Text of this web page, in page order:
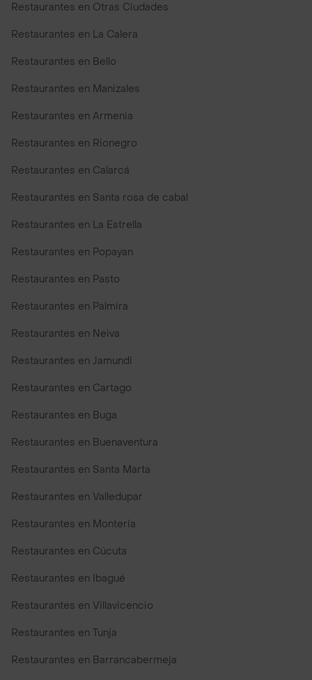
Restaurantes en Otras Ciudades
Restaurantes en La Calera
Restaurantes en Bello
Restaurantes en Manizales
Restaurantes en Armenia
Restaurantes en Rionegro
Restaurantes en Calarcá
Restaurantes en Santa rosa de cabal
Restaurantes en La Estrella
Restaurantes en Popayan
Restaurantes en Pasto
Restaurantes en Palmira
Restaurantes en Neiva
Restaurantes en Jamundi
Restaurantes en Cartago
Restaurantes en Buga
Restaurantes en Buenaventura
Restaurantes en Santa Marta
Restaurantes en Valledupar
Restaurantes en Monteria
Restaurantes en Cúcuta
Restaurantes en Ibagué
Restaurantes en Villavicencio
Restaurantes en Tunja
Restaurantes en Barrancabermeja